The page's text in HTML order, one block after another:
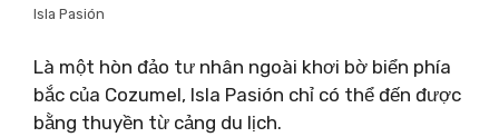
Isla Pasión
Là một hòn đảo tư nhân ngoài khơi bờ biển phía
bắc của Cozumel, Isla Pasión chỉ có thể đến được
bằng thuyền từ cảng du lịch.